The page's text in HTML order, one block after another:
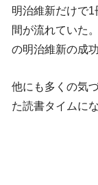
明治維新だけで
間が流れていた
の明治維新の成
他にも多くの気
た読書タイムにな